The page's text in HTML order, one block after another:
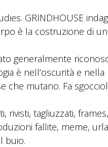
GRINDHOUSE
è la costruzione di
generalmente
è nell’oscurità e
che mutano. Fa
rivisti, tagliuzzati,
fallite, meme,
buio.